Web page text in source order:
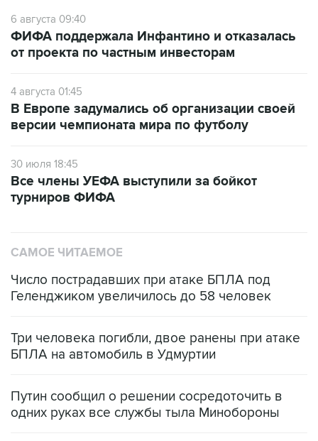
от проекта по частным инвесторам
4 августа 01:45
версии чемпионата мира по футболу
30 июля 18:45
турниров ФИФА
Число пострадавших при атаке БПЛА под
Три человека погибли, двое ранены при атаке
Путин сообщил о решении сосредоточить в
Как российские медицинские технологии